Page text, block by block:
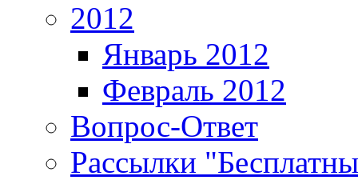
2012
Январь 2012
Февраль 2012
Вопрос-Ответ
Рассылки